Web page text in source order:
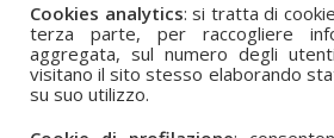
Cookies analytics: si tratta di
terza parte, per raccogliere
aggregata, sul numero degli
visitano il sito stesso elaborando
su suo utilizzo.